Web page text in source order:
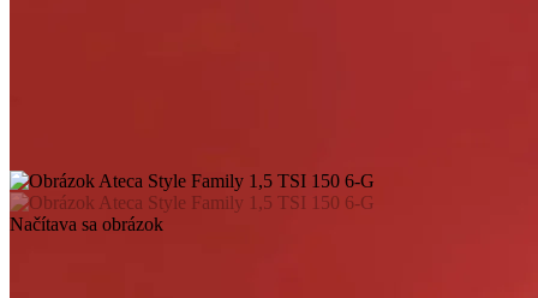
Načítava sa obrázok